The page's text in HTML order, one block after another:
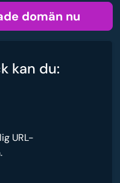
domän nu
kan du:
URL-